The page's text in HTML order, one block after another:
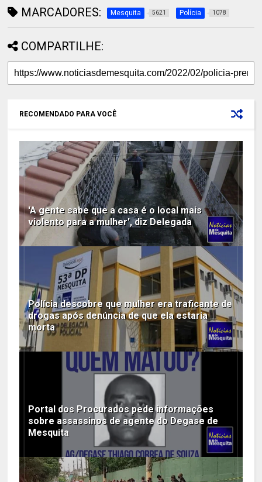
MARCADORES: Mesquita 5621 Polícia 1078
COMPARTILHE:
RECOMENDADO PARA VOCÊ
'A gente sabe que a casa é o local mais
violento para a mulher', diz Delegada
Polícia descobre que mulher era traficante de
drogas após denúncia de que ela estaria
morta
Portal dos Procurados pede informações
sobre assassinos de agente do Degase de
Mesquita